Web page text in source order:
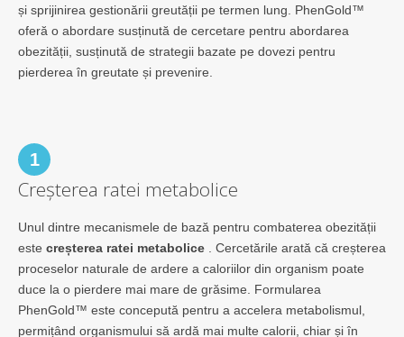
și sprijinirea gestionării greutății pe termen lung. PhenGold™
oferă o abordare susținută de cercetare pentru abordarea
obezității, susținută de strategii bazate pe dovezi pentru
pierderea în greutate și prevenire.
1
Creșterea ratei metabolice
Unul dintre mecanismele de bază pentru combaterea obezității
este creșterea ratei metabolice . Cercetările arată că creșterea
proceselor naturale de ardere a caloriilor din organism poate
duce la o pierdere mai mare de grăsime. Formularea
PhenGold™ este concepută pentru a accelera metabolismul,
permițând organismului să ardă mai multe calorii, chiar și în